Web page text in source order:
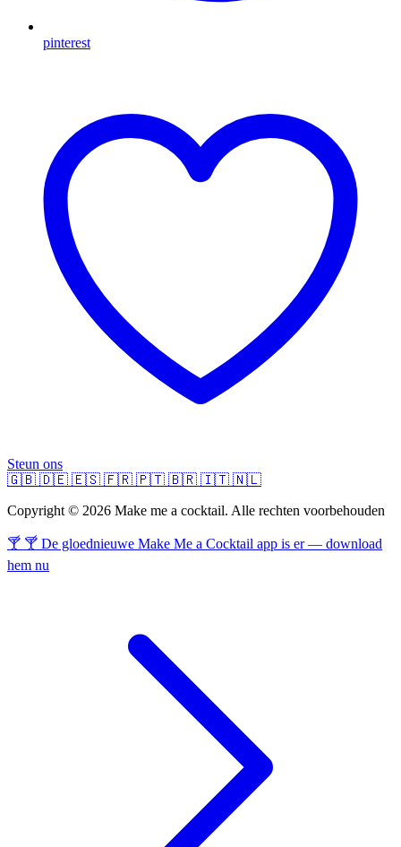
pinterest
Steun ons
🇬🇧 🇩🇪 🇪🇸 🇫🇷 🇵🇹 🇧🇷 🇮🇹 🇳🇱
Copyright © 2026 Make me a cocktail. Alle rechten voorbehouden
🍸 🍸 De gloednieuwe Make Me a Cocktail app is er — download
hem nu